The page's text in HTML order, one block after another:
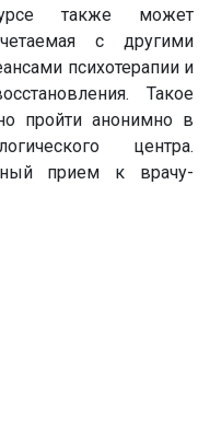
также может
с другими
психотерапии и
Такое
пройти анонимно в
центра.
прием к врачу-